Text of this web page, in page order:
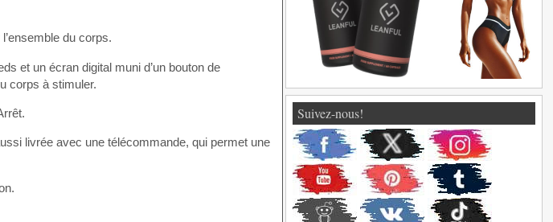
du corps.
et un écran digital muni d’un bouton de
corps à stimuler.
livrée avec une télécommande, qui permet une
Suivez-nous!